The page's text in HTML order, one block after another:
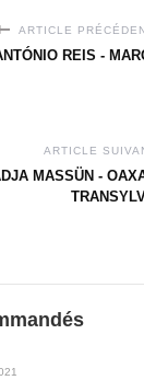
ARTICLE
REIS -
ARTICLE
MASSÜN -